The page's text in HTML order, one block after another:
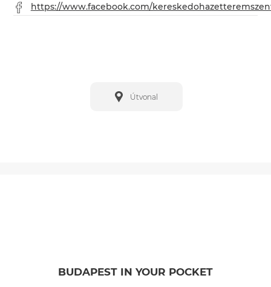
https://www.facebook.com/
Útvonal
BUDAPEST IN YOUR POCKET